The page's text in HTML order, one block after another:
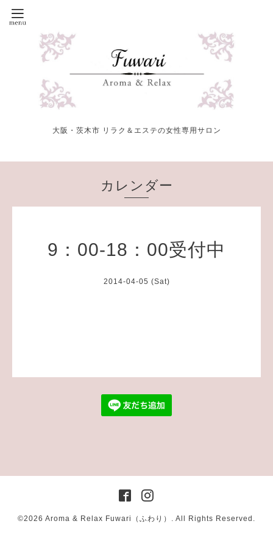
大阪・茨木市 リラク＆エステの女性専用サロン
カレンダー
9：00-18：00受付中
2014-04-05 (Sat)
©2026 Aroma & Relax Fuwari（ふわり） . All Rights Reserved.